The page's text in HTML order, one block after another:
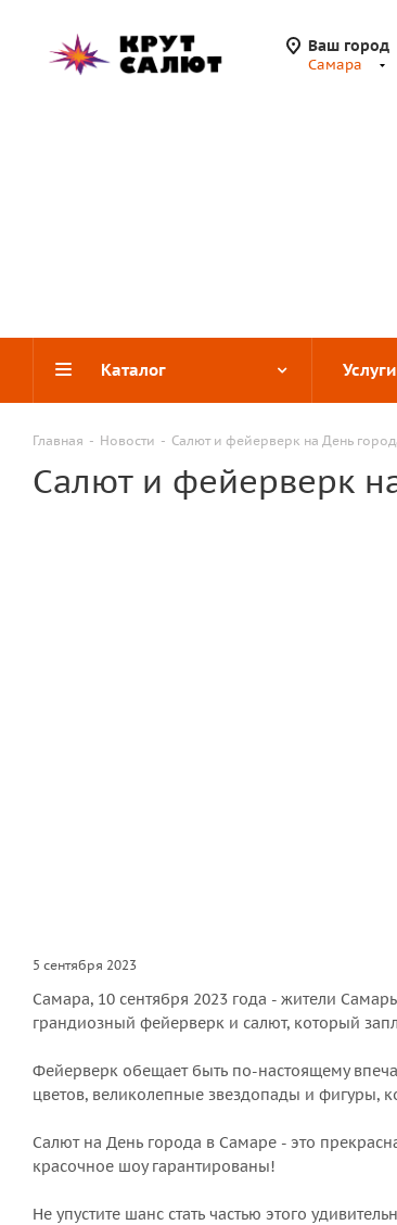
Ваш город
Самара
Каталог Услуги
Главная - Новости - Салют и фейерверк на День
Салют и фейерверк
5 сентября 2023
Самара, 10 сентября 2023 года - жители
грандиозный фейерверк и салют, который
Фейерверк обещает быть по-настоящему
цветов, великолепные звездопады и фигуры,
Салют на День города в Самаре - это
красочное шоу гарантированы!
Не упустите шанс стать частью этого